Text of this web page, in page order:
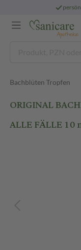
Bachblüten Tropfen
ORIGINAL
ALLE FÄLLE